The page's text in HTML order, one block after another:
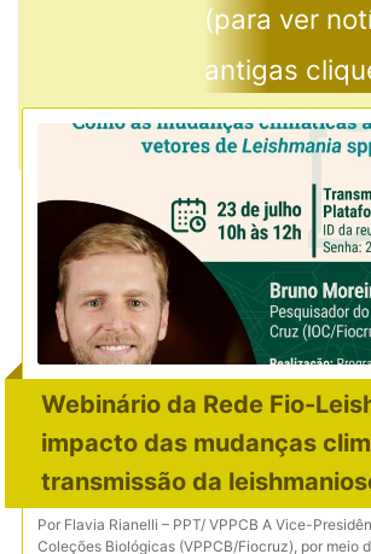
(para ver
antigas
Webinário da Rede Fio-
impacto das mudanças
transmissão da
Por Flavia Rianelli – PPT/ VPPCB A Vice-
Coleções Biológicas (VPPCB/Fiocruz), por meio